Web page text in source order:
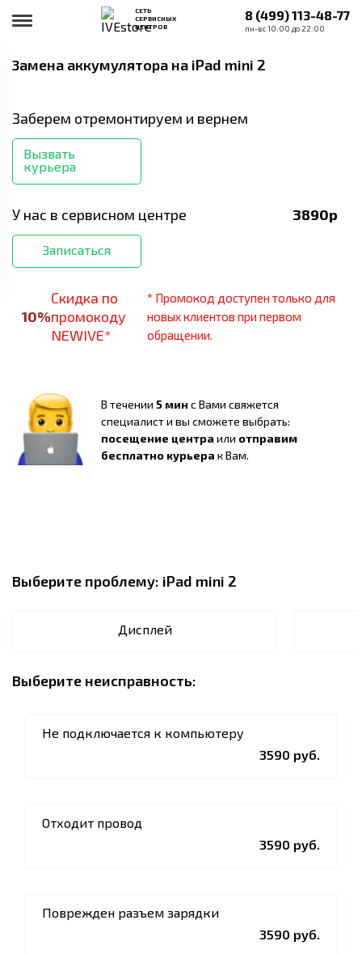
СЕТЬ
СЕРВИСНЫХ
ЦЕНТРОВ
8 (499) 113-48-77
пн-вс 10:00 до 22:00
Замена аккумулятора на iPad mini 2
Заберем отремонтируем и вернем
Вызвать
курьера
У нас в сервисном центре 3890р
Записаться
10%
Скидка по
промокоду
NEWIVE*
* Промокод доступен только для
новых клиентов при первом
обращении.
В течении 5 мин с Вами свяжется
специалист и вы сможете выбрать:
посещение центра или отправим
бесплатно курьера к Вам.
Выберите проблему: iPad mini 2
Дисплей
Выберите неисправность:
Не подключается к компьютеру
3590 руб.
Отходит провод
3590 руб.
Поврежден разъем зарядки
3590 руб.